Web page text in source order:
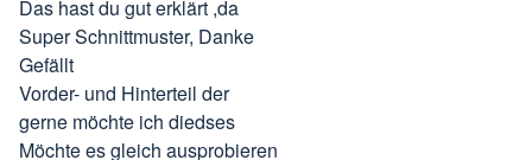
Das hast du gut erklärt ,da
Super Schnittmuster, Danke
Gefällt
Vorder- und Hinterteil der
gerne möchte ich diedses
Möchte es gleich ausprobieren